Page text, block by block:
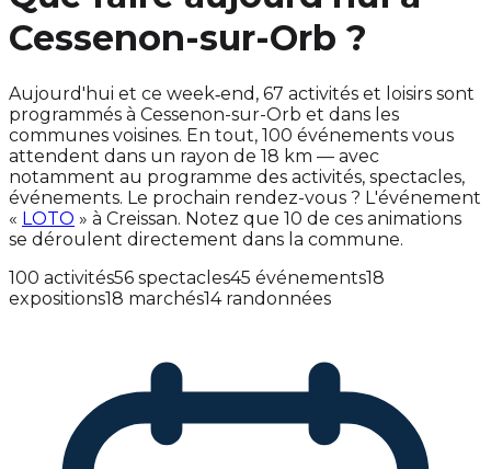
Cessenon-sur-Orb ?
Aujourd'hui et ce week‑end, 67 activités et loisirs sont
programmés à Cessenon-sur-Orb et dans les
communes voisines. En tout, 100 événements vous
attendent dans un rayon de 18 km — avec
notamment au programme des activités, spectacles,
événements. Le prochain rendez-vous ? L'événement
« LOTO » à Creissan. Notez que 10 de ces animations
se déroulent directement dans la commune.
100 activités56 spectacles45 événements18
expositions18 marchés14 randonnées